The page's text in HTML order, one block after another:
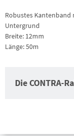
Robustes Kantenband
Untergrund
Breite: 12mm
Länge: 50m
Die CONTRA-